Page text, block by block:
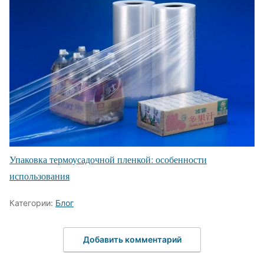
Упаковка термоусадочной пленкой: особенности
использования
Категории: Блог
Добавить комментарий